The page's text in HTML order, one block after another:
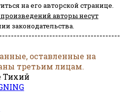
на его авторской странице.
произведений авторы несут
законодательства.
оставленные на
третьим лицам.
Тихий